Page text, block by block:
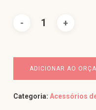
ADICIONAR AO
Categoria: Acessórios